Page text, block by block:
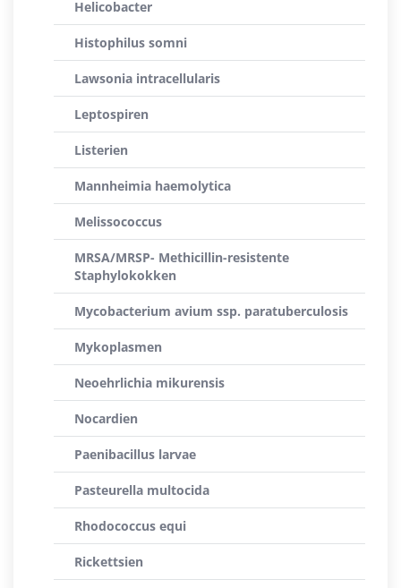
Helicobacter
Histophilus somni
Lawsonia intracellularis
Leptospiren
Listerien
Mannheimia haemolytica
Melissococcus
MRSA/MRSP- Methicillin-resistente
Staphylokokken
Mycobacterium avium ssp. paratuberculosis
Mykoplasmen
Neoehrlichia mikurensis
Nocardien
Paenibacillus larvae
Pasteurella multocida
Rhodococcus equi
Rickettsien